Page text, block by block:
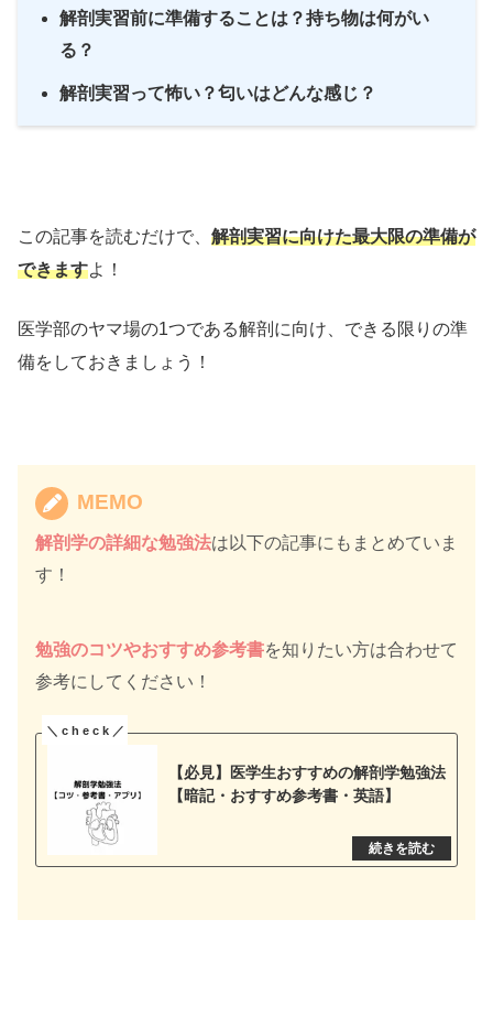
解剖実習前に準備することは？持ち物は何がい
る？
解剖実習って怖い？匂いはどんな感じ？
この記事を読むだけで、 解剖実習に向けた最大限の準備が
できますよ！
医学部のヤマ場の1つである解剖に向け、できる限りの準
備をしておきましょう！
MEMO
解剖学の詳細な勉強法は以下の記事にもまとめていま
す！
勉強のコツやおすすめ参考書を知りたい方は合わせて
参考にしてください！
【必見】医学生おすすめの解剖学勉強法
【暗記・おすすめ参考書・英語】